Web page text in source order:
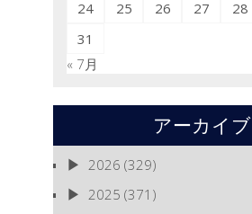
24 25 26 27 28
31
« 7月
アーカイブ
2026 (329)
2025 (371)